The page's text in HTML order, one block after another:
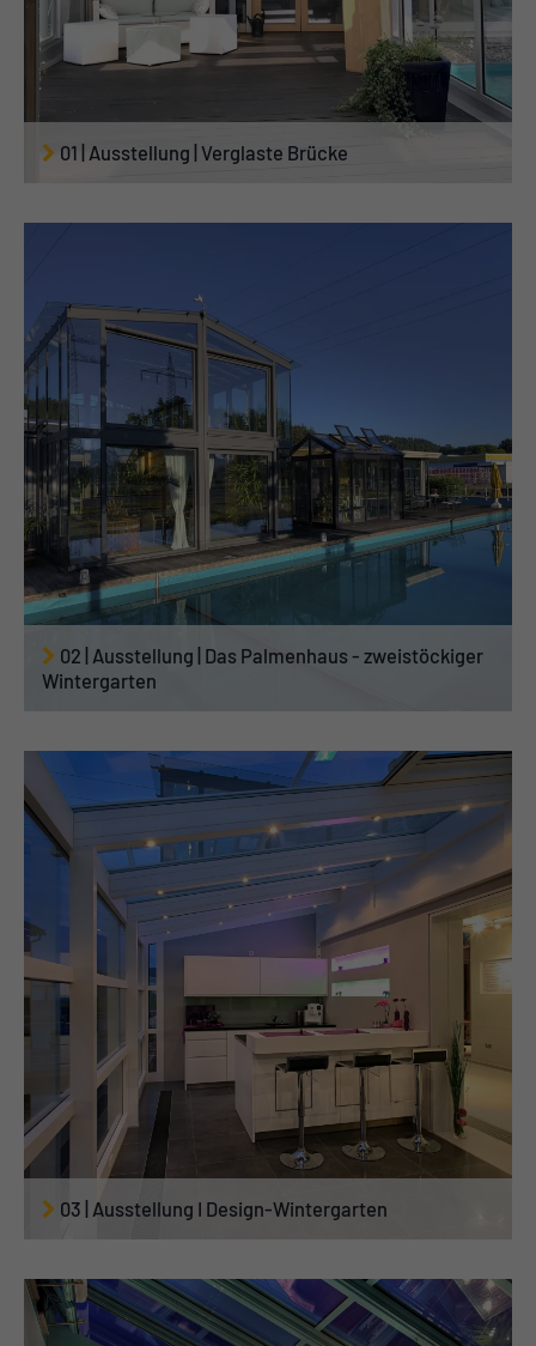
01 | Ausstellung | Verglaste Brücke
02 | Ausstellung | Das Palmenhaus - zweistöckiger
Wintergarten
03 | Ausstellung I Design-Wintergarten